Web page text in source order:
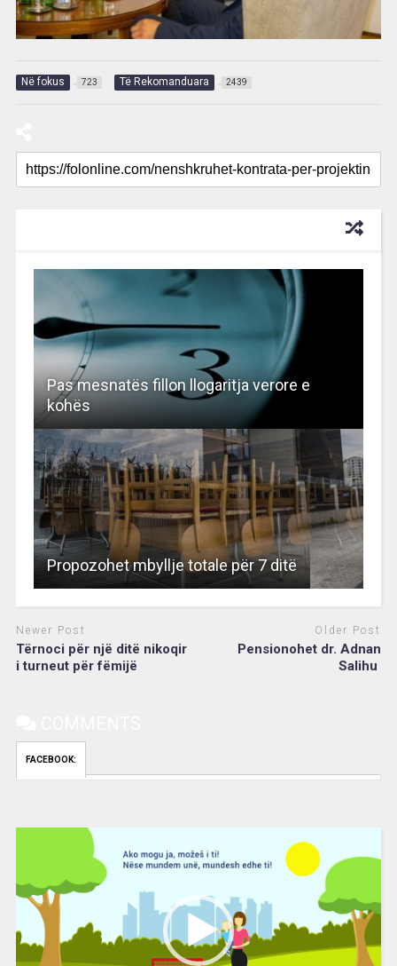
Në fokus 723 Të Rekomanduara 2439
Pas mesnatës fillon llogaritja verore e
kohës
Propozohet mbyllje totale për 7 ditë
Newer Post
Tërnoci për një ditë nikoqir
i turneut për fëmijë
Older Post
Pensionohet dr. Adnan
Salihu
FACEBOOK: